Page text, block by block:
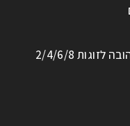
טבעת נירוסטה חלקה זהובה לזוגות 2/4/6/8